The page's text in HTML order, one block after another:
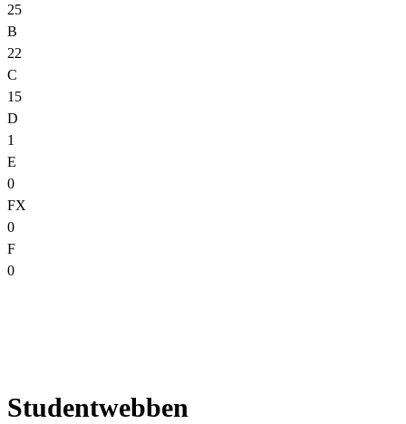
25
B
22
C
15
D
1
E
0
FX
0
F
0
Studentwebben